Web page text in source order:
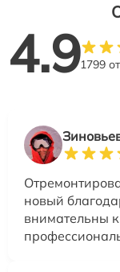
4.91799
новый
внимательны